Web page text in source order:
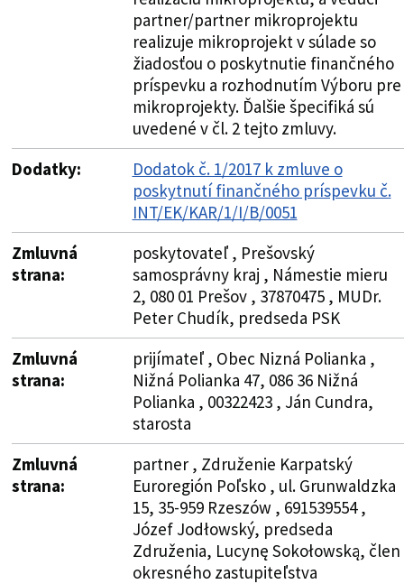
partner/partner mikroprojektu
realizuje mikroprojekt v súlade so
žiadosťou o poskytnutie finančného
príspevku a rozhodnutím Výboru pre
mikroprojekty. Ďalšie špecifiká sú
uvedené v čl. 2 tejto zmluvy.
Dodatky:
Dodatok č. 1/2017 k zmluve o
poskytnutí finančného príspevku č.
INT/EK/KAR/1/I/B/0051
Zmluvná
strana:
poskytovateľ , Prešovský
samosprávny kraj , Námestie mieru
2, 080 01 Prešov , 37870475 , MUDr.
Peter Chudík, predseda PSK
Zmluvná
strana:
prijímateľ , Obec Nizná Polianka ,
Nižná Polianka 47, 086 36 Nižná
Polianka , 00322423 , Ján Cundra,
starosta
Zmluvná
strana:
partner , Združenie Karpatský
Euroregión Poľsko , ul. Grunwaldzka
15, 35-959 Rzeszów , 691539554 ,
Józef Jodłowský, predseda
Združenia, Lucynę Sokołowską, člen
okresného zastupiteľstva